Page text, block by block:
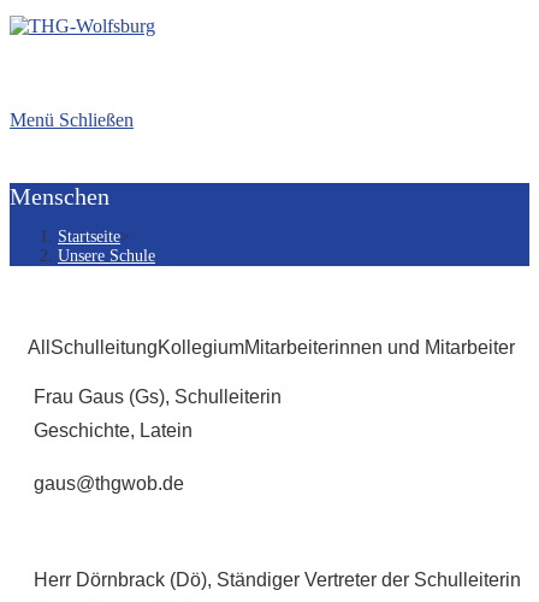
Menü Schließen
Menschen
Startseite>
Unsere Schule
All SchulleitungKollegiumMitarbeiterinnen und Mitarbeiter
Frau Gaus (Gs), Schulleiterin
Geschichte, Latein
gaus@thgwob.de
Herr Dörnbrack (Dö), Ständiger Vertreter der Schulleiterin